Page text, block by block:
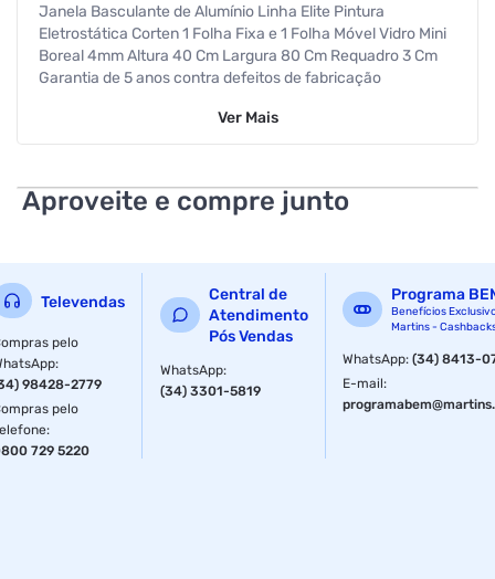
Janela Basculante de Alumínio Linha Elite Pintura
Eletrostática Corten 1 Folha Fixa e 1 Folha Móvel Vidro Mini
Boreal 4mm Altura 40 Cm Largura 80 Cm Requadro 3 Cm
Garantia de 5 anos contra defeitos de fabricação
Ver Mais
Aproveite e compre junto
Televendas
pelo
:
98428-2779
pelo
:
729 5220
Central de
Atendimento
Pós Vendas
WhatsApp:
(34) 3301-5819
Programa
Benefícios
Martins -
WhatsApp:(34) 8413-
E-mail: